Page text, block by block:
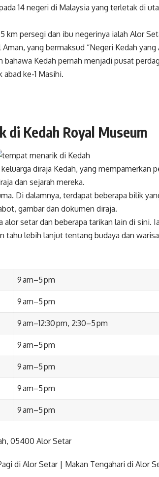
14 negeri di Malaysia yang terletak di
km persegi dan ibu negerinya ialah Alor
yang bermaksud “Negeri Kedah yang
Kedah pernah menjadi pusat
ke-1 Masihi.
di Kedah Royal Museum
diraja Kedah, yang mempamerkan
dan sejarah mereka.
Di dalamnya, terdapat beberapa bilik
gambar dan dokumen diraja.
alor setar dan beberapa tarikan lain di sini.
tahu lebih lanjut tentang budaya dan
9 am–5 pm
9 am–5 pm
9 am–12:30 pm, 2:30–5 pm
9 am–5 pm
9 am–5 pm
9 am–5 pm
9 am–5 pm
05400 Alor Setar
di Alor Setar| Makan Tengahari di Alor